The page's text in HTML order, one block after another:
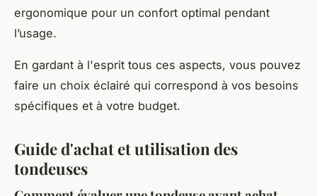
ergonomique pour un confort optimal pendant
l’usage.
En gardant à l'esprit tous ces aspects, vous pouvez
faire un choix éclairé qui correspond à vos besoins
spécifiques et à votre budget.
Guide d'achat et utilisation des
tondeuses